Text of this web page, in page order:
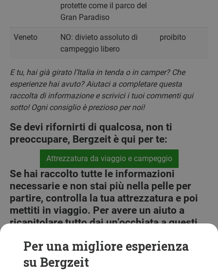
Per una migliore esperienza
su Bergzeit
protette come il parco del
Gran Paradiso
Veneto
NO: divieto assoluto di
campeggio libero
proibito
E tu, hai già girato l’Italia in tenda o in camper? Che
esperienze hai avuto? Aiutaci a completare questa
raccolta di informazione e scrivici i tuoi commenti qui
sotto! Ogni consiglio è prezioso per noi!
Se devi rifornirti di qualcosa, non ti
preoccupare, Bergzeit è qui per te:
Attrezzatura da viaggio e campeggio
Se hai raccolto tutte le informazioni
necessarie e non stai più nella pelle per
partire, controlla la tua attrezzatura e poi
mettiti in viaggio. Per avere un aiuto a
ricapitolare tutto dai un’occhiata a questi
Campeggio: cosa mi serve?
L’ABC del campeggio libero: a cosa fare attenzione